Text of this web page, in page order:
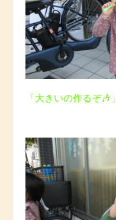
「大きいの作るぞ🎶」